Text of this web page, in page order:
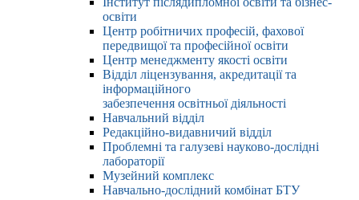
освіти
Центр робітничих професій, фахової
передвищої та професійної освіти
Центр менеджменту якості освіти
Відділ ліцензування, акредитації та
інформаційного
забезпечення освітньої діяльності
Навчальний відділ
Редакційно-видавничий відділ
Проблемні та галузеві науково-дослідні
лабораторії
Музейний комплекс
Навчально-дослідний комбінат БТУ